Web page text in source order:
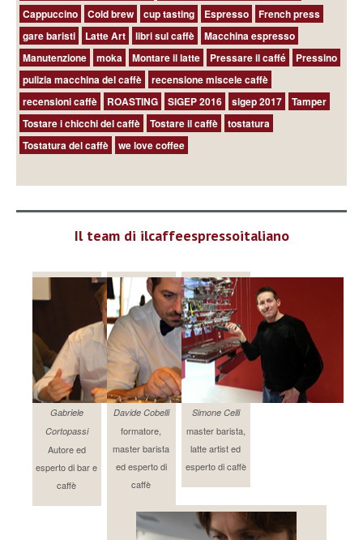
Cappuccino
Cold brew cup tasting Espresso
French press
gare baristi
Latte Art libri sul caffè
Macchina espresso
Manutenzione
moka Montare il latte Pressare il caffé
Pressino
pulizia macchina del caffè
recensione miscele caffè
recensioni caffè
ROASTING SIGEP 2016 sigep 2017
Tamper
Tostare i chicchi del caffè
Tostare il caffè
tostatura
Tostatura del caffè
we love coffee
Il team di ilcaffeespressoitaliano
Gabriele
Cortopassi
Autore ed
esperto di bar e
caffè
Davide Cobelli
formatore,
master barista
ed esperto di
caffè
Simone Celli
master barista,
latte artist ed
esperto di caffè